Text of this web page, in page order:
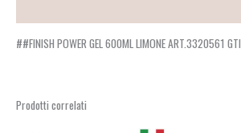
##FINISH POWER GEL 600ML LIMONE ART.3320561
Prodotti correlati